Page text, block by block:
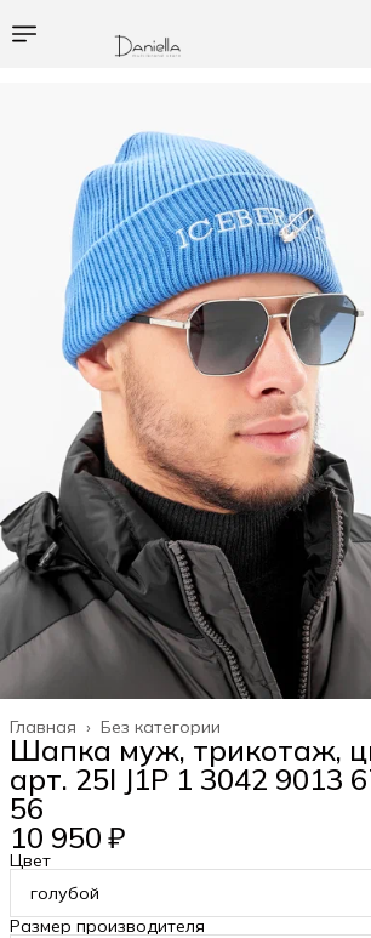
Без категории
Главная ›
Шапка муж, трикотаж,
арт. 25I J1P 1 3042 9013
56
10 950 ₽
Цвет
голубой
Размер производителя